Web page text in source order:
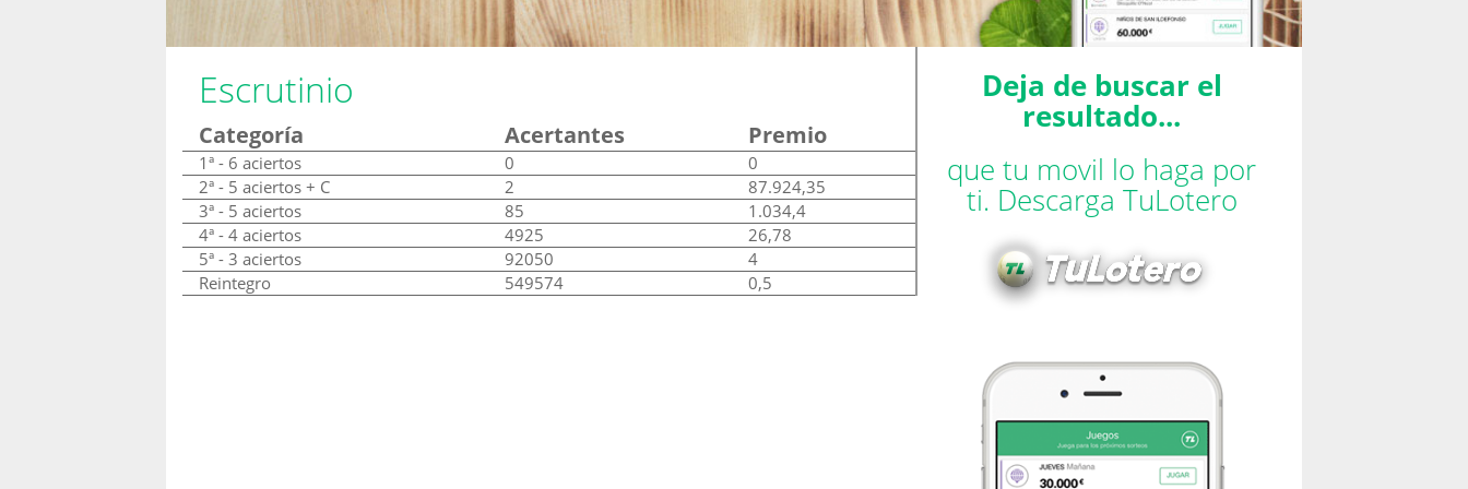
Escrutinio
Categoría Acertantes Premio
1ª - 6 aciertos 0
0
2ª - 5 aciertos + C
2
87.924,35
3ª - 5 aciertos
85
1.034,4
4ª - 4 aciertos
4925
26,78
5ª - 3 aciertos
92050
4
Reintegro
549574 0,5
Deja de buscar el
resultado...
que tu movil lo haga por
ti. Descarga TuLotero